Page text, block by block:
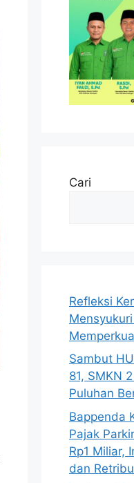
Cari
Refleksi
Sambut
81, SMKN
Puluhan
Bappenda
Pajak
Rp1 Miliar,
dan